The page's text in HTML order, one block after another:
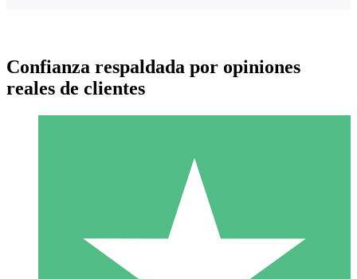
Paquetes de Créditos Individuales
Paga según el uso con créditos de descarga. Sin compromiso
Confianza respaldada por opiniones
reales de clientes